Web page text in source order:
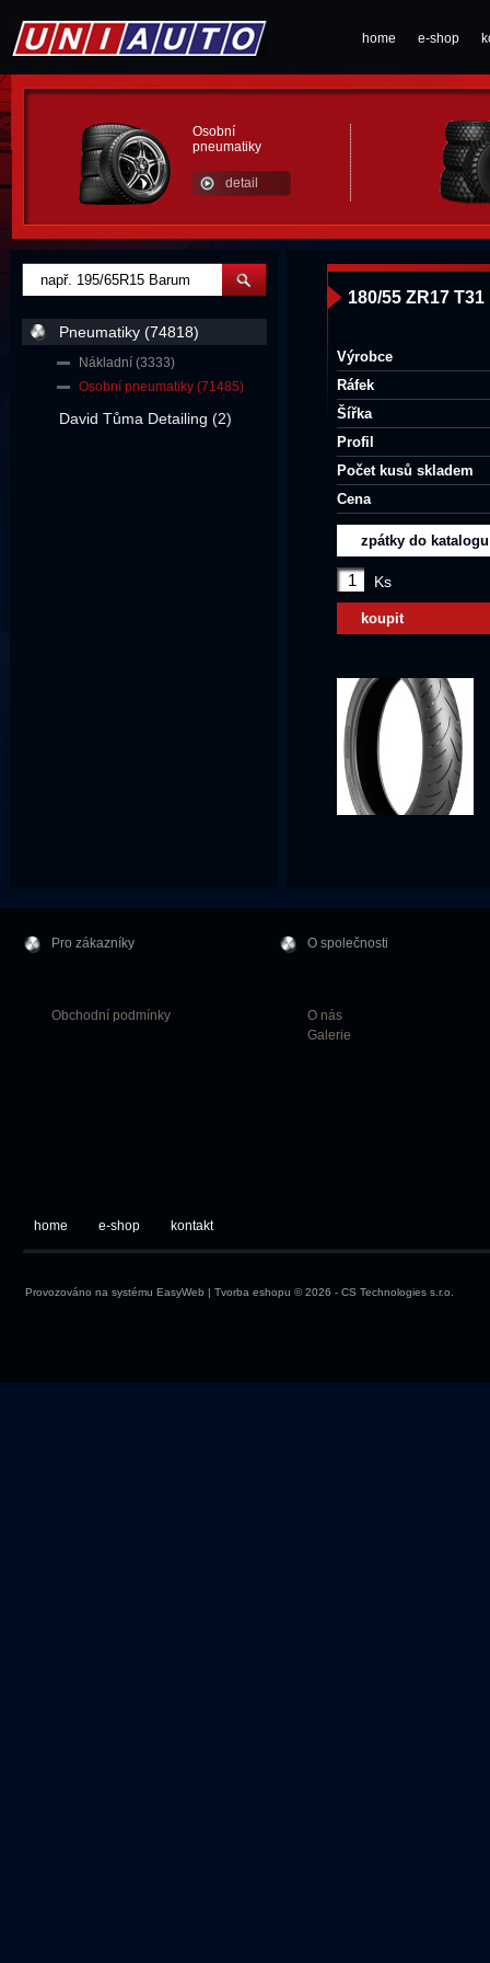
home e-shop
Osobní
pneumatiky
detail
180/55 ZR17
Výrobce
Ráfek
Šířka
Profil
Počet kusů skladem
Cena
zpátky do katalogu
Ks
koupit
Pneumatiky (74818)
Nákladní (3333)
Osobní pneumatiky (71485)
David Tůma Detailing (2)
Pro zákazníky
Obchodní podmínky
O společnosti
O nás
Galerie
home e-shop kontakt
Provozováno na systému EasyWeb | Tvorba eshopu © 2026 - CS Technologies s.r.o.